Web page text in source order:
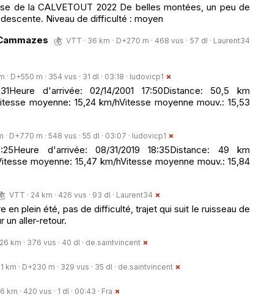
de la CALVETOUT 2022 De belles montées, un peu de
Niveau de difficulté : moyen
VTT · 36 km · D+270 m · 468 vus · 57 dl · Laurent34
· D+550 m · 354 vus · 31 dl · 03:18 · ludovicp1
d'arrivée: 02/14/2001 17:50Distance: 50,5 km
moyenne: 15,24 km/hVitesse moyenne mouv.: 15,53
· D+770 m · 548 vus · 55 dl · 03:07 · ludovicp1
d'arrivée: 08/31/2019 18:35Distance: 49 km
moyenne: 15,47 km/hVitesse moyenne mouv.: 15,84
VTT · 24 km · 426 vus · 93 dl · Laurent34
en plein été, pas de difficulté, trajet qui suit le ruisseau de
un aller-retour.
km · 376 vus · 40 dl · de.saintvincent
km · D+230 m · 329 vus · 35 dl · de.saintvincent
km · 420 vus · 1 dl · 00:43 · Fra